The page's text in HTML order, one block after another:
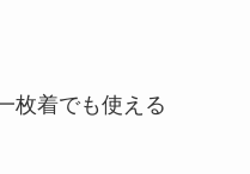
枚着でも使える